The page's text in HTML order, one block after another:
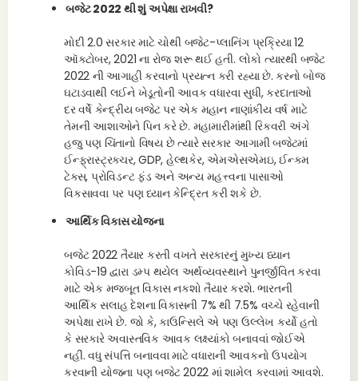
બજેટ 2022 થી શું અપેક્ષા રાખવી?
મોદી 2.0 સરકાર માટે ચોથી બજેટ-પ્લાનિંગ પ્રક્રિયા 12
ઑક્ટોબર, 2021 ના રોજ શરૂ થઈ હતી. લોકો ત્યારથી બજેટ
2022 ની આગાહી કરવાનો પ્રયત્ન કરી રહ્યા છે. કરનો બોજ
ઘટાડવાથી લઈને ખેડૂતોની આવક વધારવા સુધી, કરદાતાઓ
દર વર્ષે કેન્દ્રીય બજેટ પર એક મહાન નાણાંકીય વર્ષ માટે
તેમની આશાઓને પિન કરે છે. મહામારીમાંથી રિકવરી અંગે
હજુ પણ ચિંતાનો વિષય છે ત્યારે સરકાર આગામી બજેટમાં
ઈન્ફ્રાસ્ટ્રક્ચર, GDP, હેલ્થકેર, એમએસએમઇ, ઈન્કમ
ટેક્સ, પ્રોવિડન્ટ ફંડ અને અન્ય મહત્ત્વના પાસાઓ
વિકસાવવા પર પણ ધ્યાન કેન્દ્રિત કરી શકે છે.
આર્થિક વિકાસ યોજના
બજેટ 2022 તૈયાર કરતી વખતે સરકારનું મુખ્ય ધ્યાન
કોવિડ-19 દ્વારા ડમ્પ થયેલ અર્થવ્યવસ્થાને પુનર્જીવિત કરવા
માટે એક મજબૂત વિકાસ નકશો તૈયાર કરશે. ભારતની
આર્થિક સલાહ દેશના વિકાસની 7% થી 7.5% વચ્ચે રહેવાની
અપેક્ષા રાખે છે. જો કે, કાઉન્સિલે એ પણ ઉલ્લેખ કર્યો હતો
કે સરકારે અવાસ્તવિક આવક લક્ષ્યાંકો બનાવવાં જોઈએ
નહીં. વધુ સંપત્તિ બનાવવા માટે વધારાની આવકનો ઉપયોગ
કરવાની યોજના પણ બજેટ 2022 માં શામેલ કરવામાં આવશે.